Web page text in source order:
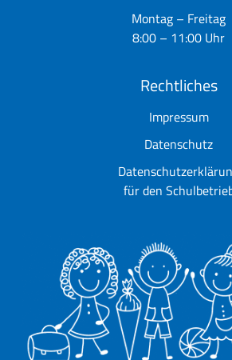
Montag – Freitag
8:00 – 11:00 Uhr
Rechtliches
Impressum
Datenschutz
für den